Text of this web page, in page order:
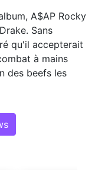
A$AP Rocky
Sans
qu'il accepterait
à mains
des beefs les